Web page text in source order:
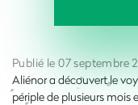
Publié le 07 septembre
Aliénor a découvert le
périple de plusieurs mois